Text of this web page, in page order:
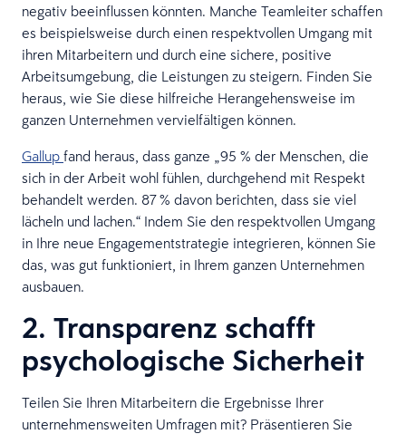
negativ beeinflussen könnten. Manche Teamleiter schaffen
es beispielsweise durch einen respektvollen Umgang mit
ihren Mitarbeitern und durch eine sichere, positive
Arbeitsumgebung, die Leistungen zu steigern. Finden Sie
heraus, wie Sie diese hilfreiche Herangehensweise im
ganzen Unternehmen vervielfältigen können.
Gallup fand heraus, dass ganze „95 % der Menschen, die
sich in der Arbeit wohl fühlen, durchgehend mit Respekt
behandelt werden. 87 % davon berichten, dass sie viel
lächeln und lachen.“ Indem Sie den respektvollen Umgang
in Ihre neue Engagementstrategie integrieren, können Sie
das, was gut funktioniert, in Ihrem ganzen Unternehmen
ausbauen.
2. Transparenz schafft
psychologische Sicherheit
Teilen Sie Ihren Mitarbeitern die Ergebnisse Ihrer
unternehmensweiten Umfragen mit? Präsentieren Sie